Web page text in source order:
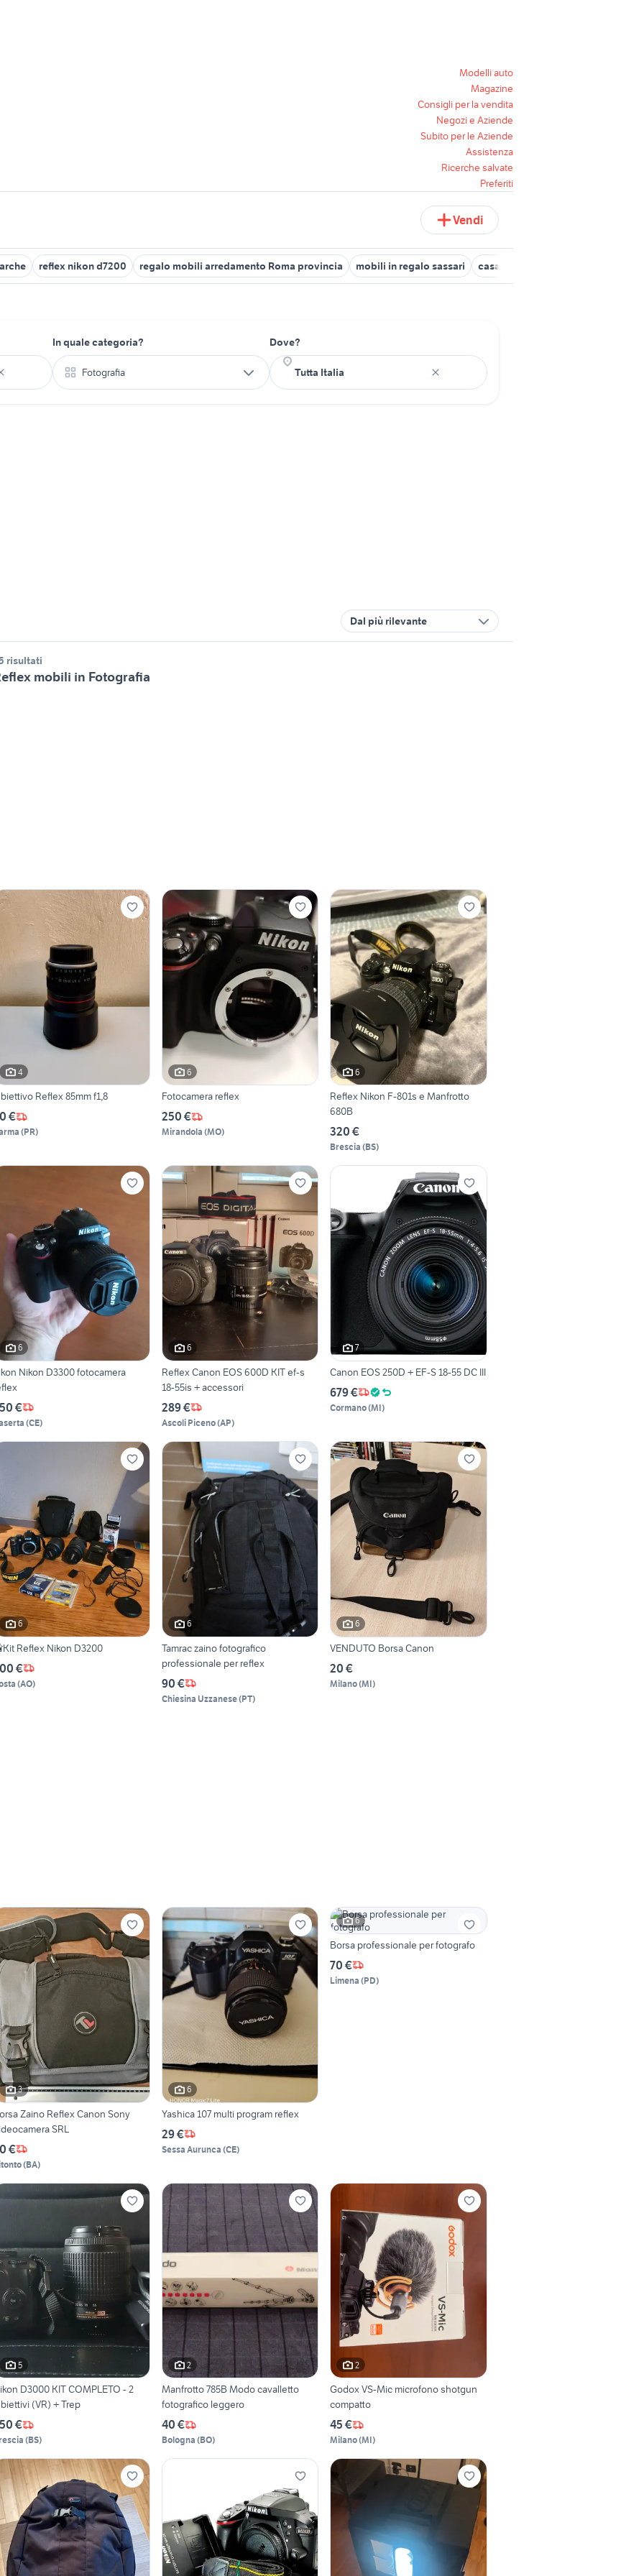
Modelli auto
Magazine
Consigli per la vendita
Negozi e Aziende
Subito per le Aziende
Assistenza
Ricerche salvate
Preferiti
Vendi
reflex nikon d7200 regalo mobili arredamento Roma provincia mobili in regalo sassari casa mobile camper Piemonte
In quale categoria?
Fotografia
Dove?
Dal più rilevante
risultati
mobili in Fotografia
4
Reflex 85mm f1,8
€
(PR)
6
Fotocamera reflex
250 €
Mirandola (MO)
6
Reflex Nikon F-801s e Manfrotto
680B
320 €
Brescia (BS)
6
Nikon D3300 fotocamera
€
(CE)
6
Reflex Canon EOS 600D KIT ef-s
18-55is + accessori
289 €
Ascoli Piceno(AP)
7
Canon EOS 250D + EF-S 18-55 DC III
679 €
Cormano(MI)
6
Reflex Nikon D3200
€
(AO)
6
Tamrac zaino fotografico
professionale per reflex
90 €
Chiesina Uzzanese(PT)
6
VENDUTO Borsa Canon
20 €
Milano(MI)
3
Zaino Reflex Canon Sony
SRL
€
(BA)
6
Yashica 107 multi program reflex
29 €
Sessa Aurunca (CE)
6
Borsa professionale per fotografo
70 €
Limena (PD)
5
D3000 KIT COMPLETO - 2
(VR) + Trep
€
(BS)
2
Manfrotto 785B Modo cavalletto
fotografico leggero
40 €
Bologna (BO)
2
Godox VS-Mic microfono shotgun
compatto
45 €
Milano(MI)